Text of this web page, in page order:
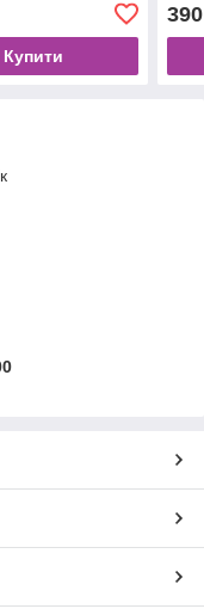
Купити
390